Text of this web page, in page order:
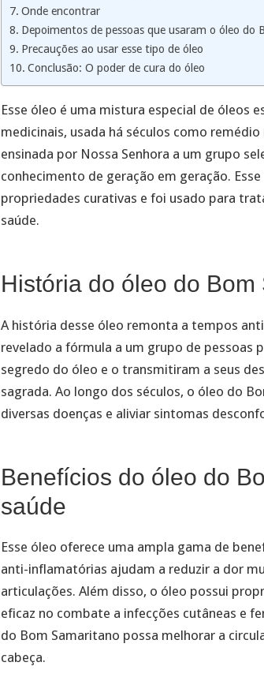
Onde encontrar
Depoimentos de pessoas que usaram o óleo do
Precauções ao usar esse tipo de óleo
Conclusão: O poder de cura do óleo
Esse óleo é uma mistura especial de óleos
medicinais, usada há séculos como
ensinada por Nossa Senhora a um grupo
conhecimento de geração em geração.
propriedades curativas e foi usado para
saúde.
História do óleo do Bom
A história desse óleo remonta a tempos
revelado a fórmula a um grupo de pessoas
segredo do óleo e o transmitiram a seus
sagrada. Ao longo dos séculos, o óleo do
diversas doenças e aliviar sintomas
Benefícios do óleo do
saúde
Esse óleo oferece uma ampla gama de
anti-inflamatórias ajudam a reduzir a dor
articulações. Além disso, o óleo possui
eficaz no combate a infecções cutâneas e
do Bom Samaritano possa melhorar a
cabeça.